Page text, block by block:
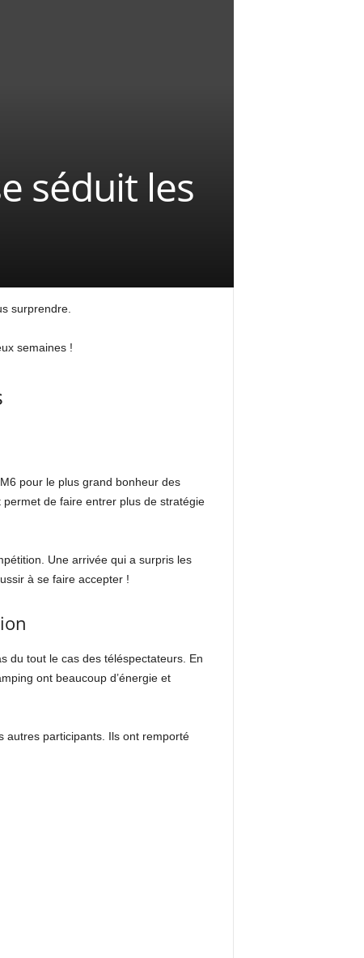
séduit les
surprendre.
semaines !
pour le plus grand bonheur des
de faire entrer plus de stratégie
Une arrivée qui a surpris les
à se faire accepter !
du tout le cas des téléspectateurs. En
ont beaucoup d’énergie et
autres participants. Ils ont remporté